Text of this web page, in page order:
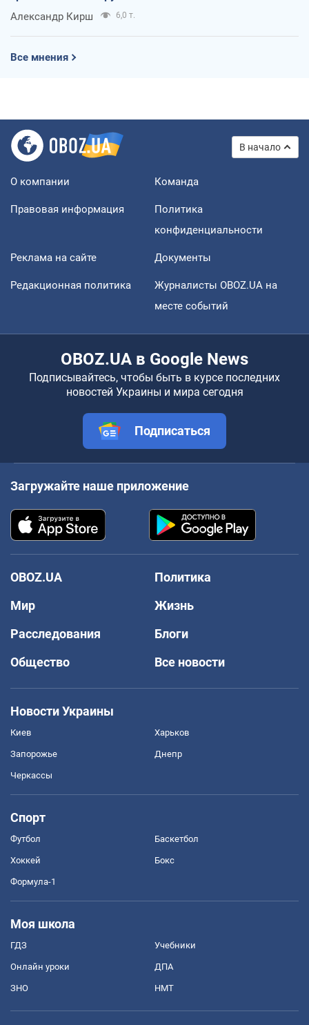
Александр Кирш 6,0 т.
Все мнения
В начало
О компании Команда
Правовая информация
Политика
конфиденциальности
Реклама на сайте Документы
Редакционная политика
Журналисты OBOZ.UA на
месте событий
OBOZ.UA в Google News
Подписывайтесь, чтобы быть в курсе последних
новостей Украины и мира сегодня
Подписаться
Загружайте наше приложение
OBOZ.UA
Политика
Мир
Жизнь
Расследования
Блоги
Общество
Все новости
Новости Украины
Киев Харьков
Запорожье Днепр
Черкассы
Спорт
Футбол Баскетбол
Хоккей Бокс
Формула-1
Моя школа
ГДЗ Учебники
Онлайн уроки ДПА
ЗНО НМТ